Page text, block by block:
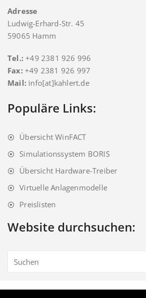
Adresse
Ludwig-Erhard-Str. 45
59065 Hamm
Tel.:+49 2381 926 996
Fax: +49 2381 926 997
Mail: info[at]kahlert.de
Populäre Links:
Übersicht WinFACT
Simulationssystem BORIS
Übersicht Hardware-Treiber
Virtuelle Anlagenmodelle
Preislisten
Website durchsuchen: